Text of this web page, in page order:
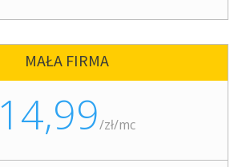
MAŁA FIRMA
14,99/zł/mc